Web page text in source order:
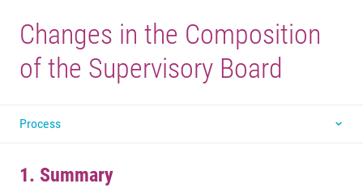
Changes in the Composition
of the Supervisory Board
Process
1. Summary